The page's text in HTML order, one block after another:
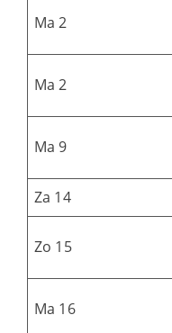
Ma 2
Ma 2
Ma 9
Za 14
Zo 15
Ma 16